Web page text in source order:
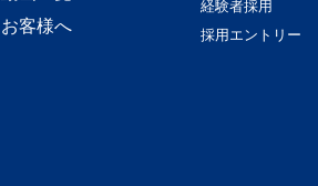
お客様へ
経験者採用
採用エントリー